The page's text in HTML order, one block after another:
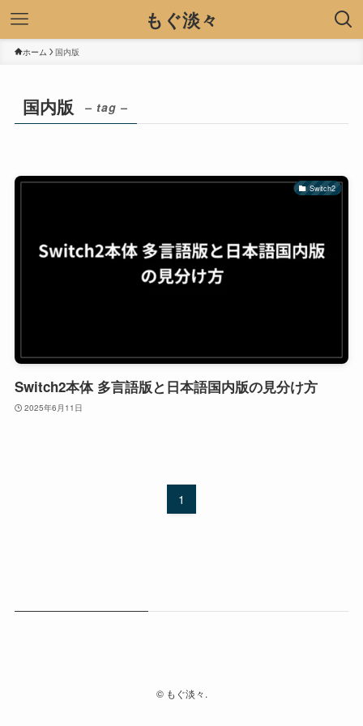
もぐ淡々
ホーム 国内版
国内版 – tag –
Switch2
Switch2本体 多言語版と日本語国内版の見分け方
2025年6月11日
1
©もぐ淡々.